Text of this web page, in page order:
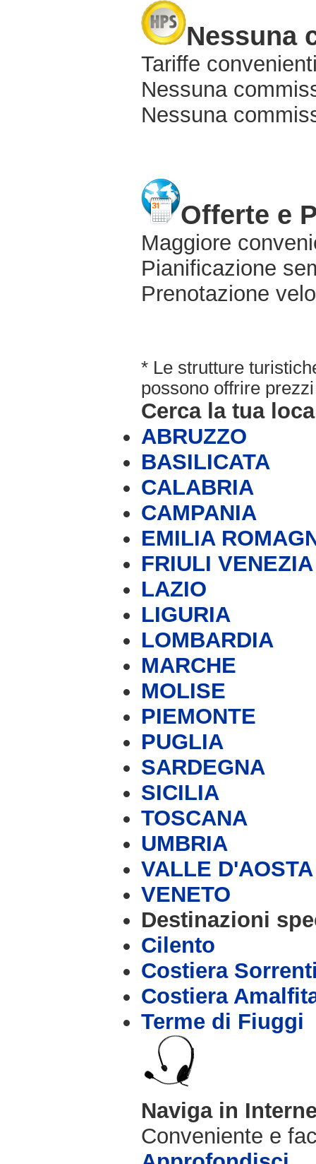
Nessuna
Tariffe
Nessuna
Nessuna
Offerte e
Maggiore
Pianificazione
Prenotazione
* Le strutture
possono offrire
Cerca la tua
ABRUZZO
BASILICATA
CALABRIA
CAMPANIA
EMILIA
FRIULI
LAZIO
LIGURIA
LOMBARDIA
MARCHE
MOLISE
PIEMONTE
PUGLIA
SARDEGNA
SICILIA
TOSCANA
UMBRIA
VALLE D'AOSTA
VENETO
Destinazioni
Cilento
Costiera
Costiera
Terme di Fiuggi
Naviga in
Conveniente e